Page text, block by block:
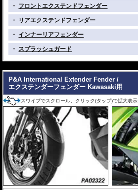
・ フロントエクステンドフェンダー
・ リアエクステンドフェンダー
・ インナーリアフェンダー
・ スプラッシュガード
P&A International Extender Fender /
エクステンダーフェンダー Kawasaki用
スワイプでスクロール、クリック(タップ)で拡大表示